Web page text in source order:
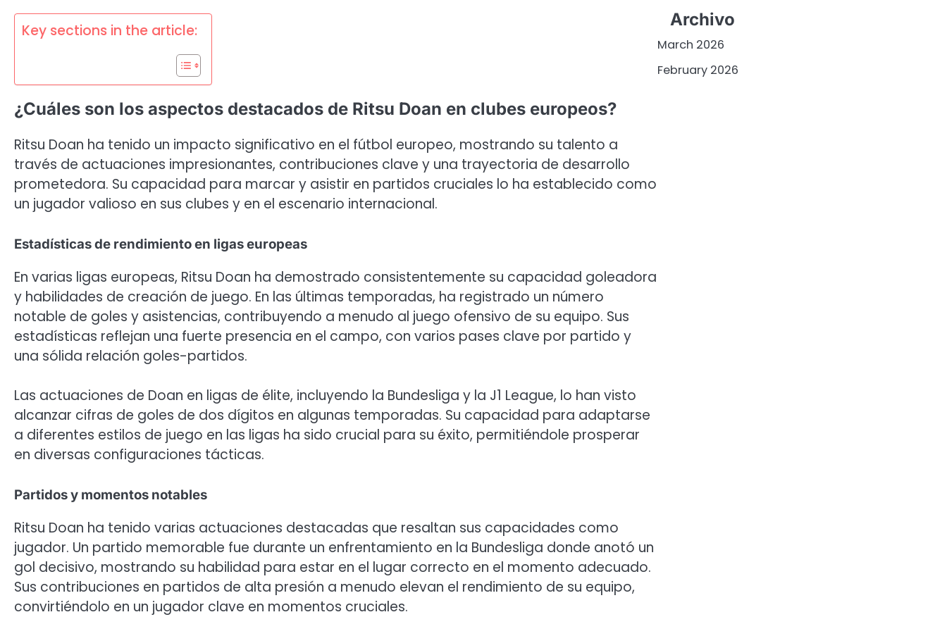
Key sections in the article:
¿Cuáles son los aspectos destacados de Ritsu Doan en clubes europeos?
Ritsu Doan ha tenido un impacto significativo en el fútbol europeo, mostrando su talento a
través de actuaciones impresionantes, contribuciones clave y una trayectoria de desarrollo
prometedora. Su capacidad para marcar y asistir en partidos cruciales lo ha establecido como
un jugador valioso en sus clubes y en el escenario internacional.
Estadísticas de rendimiento en ligas europeas
En varias ligas europeas, Ritsu Doan ha demostrado consistentemente su capacidad goleadora
y habilidades de creación de juego. En las últimas temporadas, ha registrado un número
notable de goles y asistencias, contribuyendo a menudo al juego ofensivo de su equipo. Sus
estadísticas reflejan una fuerte presencia en el campo, con varios pases clave por partido y
una sólida relación goles-partidos.
Las actuaciones de Doan en ligas de élite, incluyendo la Bundesliga y la J1 League, lo han visto
alcanzar cifras de goles de dos dígitos en algunas temporadas. Su capacidad para adaptarse
a diferentes estilos de juego en las ligas ha sido crucial para su éxito, permitiéndole prosperar
en diversas configuraciones tácticas.
Partidos y momentos notables
Ritsu Doan ha tenido varias actuaciones destacadas que resaltan sus capacidades como
jugador. Un partido memorable fue durante un enfrentamiento en la Bundesliga donde anotó un
gol decisivo, mostrando su habilidad para estar en el lugar correcto en el momento adecuado.
Sus contribuciones en partidos de alta presión a menudo elevan el rendimiento de su equipo,
convirtiéndolo en un jugador clave en momentos cruciales.
Archivo
March 2026
February 2026